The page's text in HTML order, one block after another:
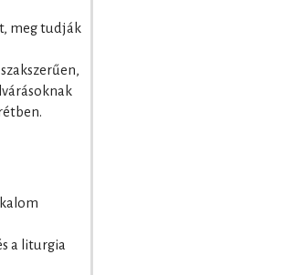
meg tudják
a liturgia